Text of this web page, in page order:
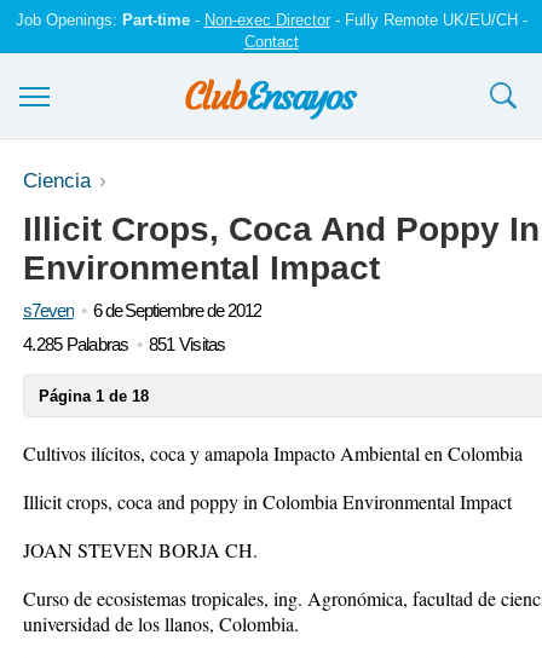
Job Openings: Part-time- Non-exec Director- Fully Remote UK/EU/CH -
Contact
Ensayos y trabajos
Registrarse
Iniciar sesión
Ciencia
Illicit Crops, Coca And Poppy
Environmental Impact
s7even
6 de Septiembre de 2012
4.285 Palabras
851 Visitas
Página 1 de 18
Cultivos ilícitos, coca y amapola Impacto Ambiental en Colombia
Illicit crops, coca and poppy in Colombia Environmental Impact
JOAN STEVEN BORJA CH.
Curso de ecosistemas tropicales, ing. Agronómica, facultad de
universidad de los llanos, Colombia.